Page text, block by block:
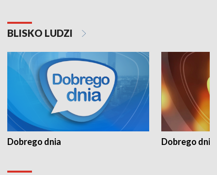
BLISKO LUDZI
Dobrego dnia Dobrego dnia